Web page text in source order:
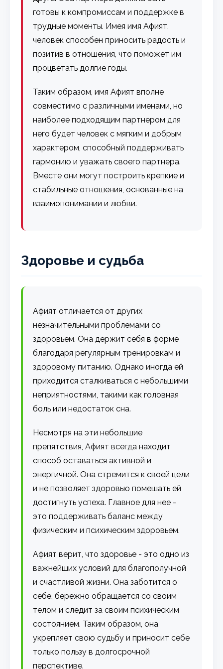
готовы к компромиссам и поддержке в
трудные моменты. Имея имя Афият,
человек способен приносить радость и
позитив в отношения, что поможет им
процветать долгие годы.
Таким образом, имя Афият вполне
совместимо с различными именами, но
наиболее подходящим партнером для
него будет человек с мягким и добрым
характером, способный поддерживать
гармонию и уважать своего партнера.
Вместе они могут построить крепкие и
стабильные отношения, основанные на
взаимопонимании и любви.
Здоровье и судьба
Афият отличается от других
незначительными проблемами со
здоровьем. Она держит себя в форме
благодаря регулярным тренировкам и
здоровому питанию. Однако иногда ей
приходится сталкиваться с небольшими
неприятностями, такими как головная
боль или недостаток сна.
Несмотря на эти небольшие
препятствия, Афият всегда находит
способ оставаться активной и
энергичной. Она стремится к своей цели
и не позволяет здоровью помешать ей
достигнуть успеха. Главное для нее -
это поддерживать баланс между
физическим и психическим здоровьем.
Афият верит, что здоровье - это одно из
важнейших условий для благополучной
и счастливой жизни. Она заботится о
себе, бережно обращается со своим
телом и следит за своим психическим
состоянием. Таким образом, она
укрепляет свою судьбу и приносит себе
только пользу в долгосрочной
перспективе.